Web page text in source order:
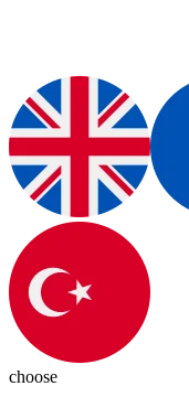
choose